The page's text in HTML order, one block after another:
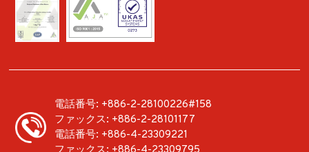
電話番号: +886-2-28100226#158
ファックス: +886-2-28101177
電話番号: +886-4-23309221